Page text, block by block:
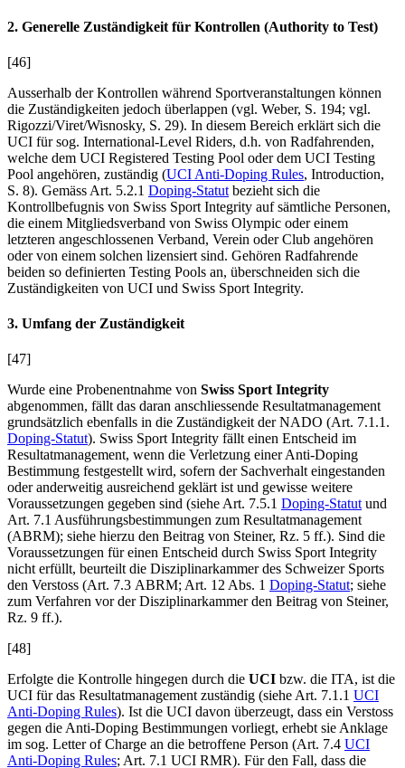
2. Generelle Zuständigkeit für Kontrollen (Authority to Test)
[46]
Ausserhalb der Kontrollen während Sportveranstaltungen können
die Zuständigkeiten jedoch überlappen (vgl. Weber, S. 194; vgl.
Rigozzi/Viret/Wisnosky, S. 29). In diesem Bereich erklärt sich die
UCI für sog. International-Level Riders, d.h. von Radfahrenden,
welche dem UCI Registered Testing Pool oder dem UCI Testing
Pool angehören, zuständig (UCI Anti-Doping Rules, Introduction,
S. 8). Gemäss Art. 5.2.1 Doping-Statut bezieht sich die
Kontrollbefugnis von Swiss Sport Integrity auf sämtliche Personen,
die einem Mitgliedsverband von Swiss Olympic oder einem
letzteren angeschlossenen Verband, Verein oder Club angehören
oder von einem solchen lizensiert sind. Gehören Radfahrende
beiden so definierten Testing Pools an, überschneiden sich die
Zuständigkeiten von UCI und Swiss Sport Integrity.
3. Umfang der Zuständigkeit
[47]
Wurde eine Probenentnahme von Swiss Sport Integrity
abgenommen, fällt das daran anschliessende Resultatmanagement
grundsätzlich ebenfalls in die Zuständigkeit der NADO (Art. 7.1.1.
Doping-Statut). Swiss Sport Integrity fällt einen Entscheid im
Resultatmanagement, wenn die Verletzung einer Anti-Doping
Bestimmung festgestellt wird, sofern der Sachverhalt eingestanden
oder anderweitig ausreichend geklärt ist und gewisse weitere
Voraussetzungen gegeben sind (siehe Art. 7.5.1 Doping-Statut und
Art. 7.1 Ausführungsbestimmungen zum Resultatmanagement
(ABRM); siehe hierzu den Beitrag von Steiner, Rz. 5 ff.). Sind die
Voraussetzungen für einen Entscheid durch Swiss Sport Integrity
nicht erfüllt, beurteilt die Disziplinarkammer des Schweizer Sports
den Verstoss (Art. 7.3 ABRM; Art. 12 Abs. 1 Doping-Statut; siehe
zum Verfahren vor der Disziplinarkammer den Beitrag von Steiner,
Rz. 9 ff.).
[48]
Erfolgte die Kontrolle hingegen durch die UCI bzw. die ITA, ist die
UCI für das Resultatmanagement zuständig (siehe Art. 7.1.1 UCI
Anti-Doping Rules). Ist die UCI davon überzeugt, dass ein Verstoss
gegen die Anti-Doping Bestimmungen vorliegt, erhebt sie Anklage
im sog. Letter of Charge an die betroffene Person (Art. 7.4 UCI
Anti-Doping Rules; Art. 7.1 UCI RMR). Für den Fall, dass die